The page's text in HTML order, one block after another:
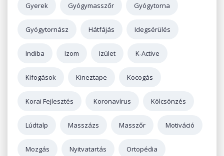
Gyerek Gyógymasszőr Gyógytorna
Gyógytornász Hátfájás Idegsérülés
Indiba Izom Izület K-Active
Kifogások Kineztape Kocogás
Korai Fejlesztés Koronavírus Kölcsönzés
Lúdtalp Masszázs Masszőr Motiváció
Mozgás Nyitvatartás Ortopédia